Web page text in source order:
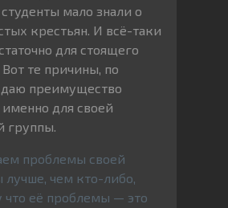
мало знали о
крестьян. И всё-таки
для стоящего
те причины, по
преимущество
для своей
группы.
проблемы своей
лучше, чем кто-либо,
что её проблемы — это